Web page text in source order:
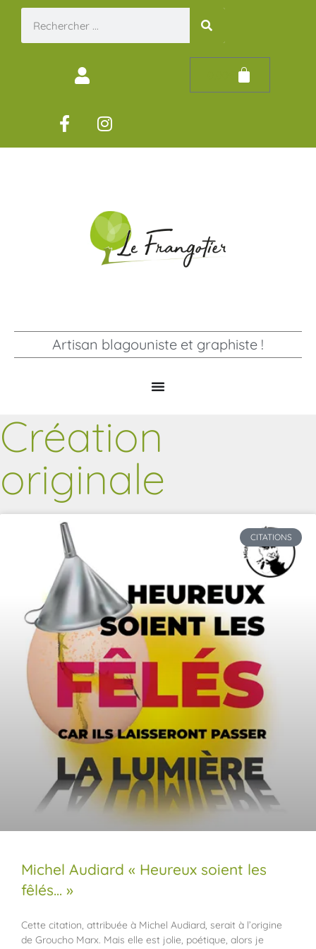
Artisan blagouniste et graphiste !
Création
originale
CITATIONS
Michel Audiard « Heureux soient les
fêlés… »
Cette citation, attribuée à Michel Audiard, serait à l’origine
de Groucho Marx. Mais elle est jolie, poétique, alors je